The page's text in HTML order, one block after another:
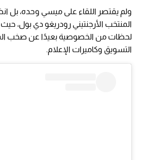
ولم يقتصر اللقاء على ميسي وحده، بل
المنتخب الأرجنتيني رودريغو دي بول، حيث
لحظات من الخصوصية بعيدًا عن صخب
التسويق وكاميرات الإعلام.